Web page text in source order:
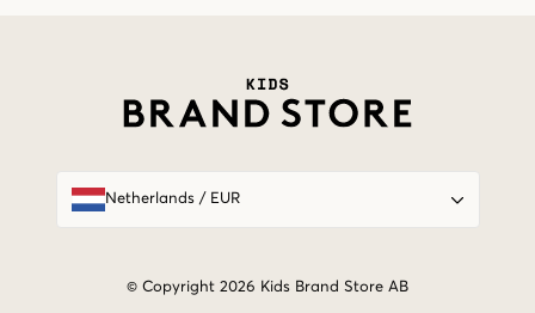
Netherlands/ EUR
© Copyright 2026 Kids Brand Store AB